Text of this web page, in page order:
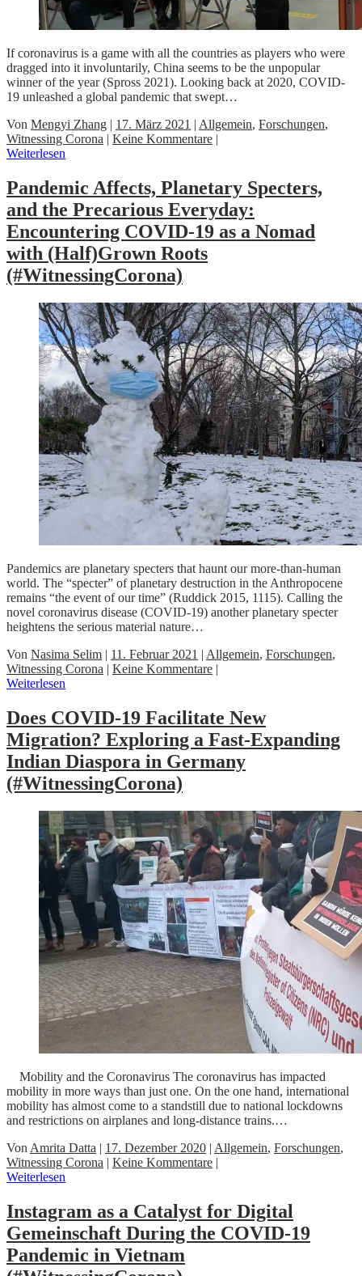
If coronavirus is a game with all the countries as players who were
dragged into it involuntarily, China seems to be the unpopular
winner of the year (Spross 2021). Looking back at 2020, COVID-
19 unleashed a global pandemic that swept…
Von Mengyi Zhang | 17. März 2021 | Allgemein, Forschungen,
Witnessing Corona | Keine Kommentare |
Weiterlesen
Pandemic Affects, Planetary Specters,
and the Precarious Everyday:
Encountering COVID-19 as a Nomad
with (Half)Grown Roots
(#WitnessingCorona)
Pandemics are planetary specters that haunt our more-than-human
world. The “specter” of planetary destruction in the Anthropocene
remains “the event of our time” (Ruddick 2015, 1115). Calling the
novel coronavirus disease (COVID-19) another planetary specter
heightens the serious material nature…
Von Nasima Selim | 11. Februar 2021 | Allgemein, Forschungen,
Witnessing Corona | Keine Kommentare |
Weiterlesen
Does COVID-19 Facilitate New
Migration? Exploring a Fast-Expanding
Indian Diaspora in Germany
(#WitnessingCorona)
Mobility and the Coronavirus The coronavirus has impacted
mobility in more ways than just one. On the one hand, international
mobility has almost come to a standstill due to national lockdowns
and restrictions on airplanes and long-distance trains.…
Von Amrita Datta | 17. Dezember 2020 | Allgemein, Forschungen,
Witnessing Corona | Keine Kommentare |
Weiterlesen
Instagram as a Catalyst for Digital
Gemeinschaft During the COVID-19
Pandemic in Vietnam